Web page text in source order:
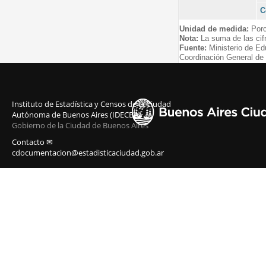
Unidad de medida:
Nota: La suma de las
Fuente: Ministerio de
Coordinación General
Instituto de Estadística y Censos de la Ciudad
Autónoma de Buenos Aires (IDECBA)
Gobierno de la Ciudad de Buenos Aires
Contacto ✉
cdocumentacion@estadisticaciudad.gob.ar